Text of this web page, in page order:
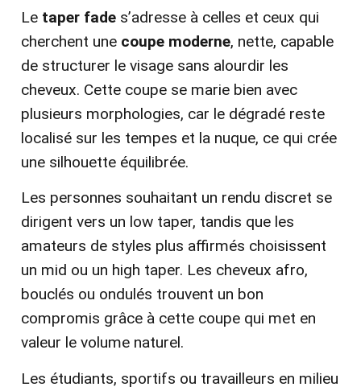
Le taper fade s’adresse à celles et ceux qui
cherchent une coupe moderne, nette, capable
de structurer le visage sans alourdir les
cheveux. Cette coupe se marie bien avec
plusieurs morphologies, car le dégradé reste
localisé sur les tempes et la nuque, ce qui crée
une silhouette équilibrée.
Les personnes souhaitant un rendu discret se
dirigent vers un low taper, tandis que les
amateurs de styles plus affirmés choisissent
un mid ou un high taper. Les cheveux afro,
bouclés ou ondulés trouvent un bon
compromis grâce à cette coupe qui met en
valeur le volume naturel.
Les étudiants, sportifs ou travailleurs en milieu